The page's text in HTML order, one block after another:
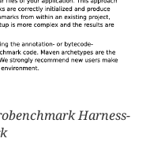
Harness-